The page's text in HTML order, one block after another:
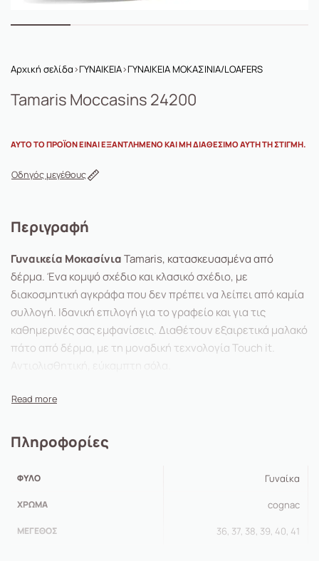
Αρχική σελίδα›ΓΥΝΑΙΚΕΙΑ›ΓΥΝΑΙΚΕΙΑ ΜΟΚΑΣΙΝΙΑ/LOAFERS
Tamaris Moccasins 24200
ΑΥΤΌ ΤΟ ΠΡΟΪΌΝ ΕΊΝΑΙ ΕΞΑΝΤΛΗΜΈΝΟ ΚΑΙ ΜΗ ΔΙΑΘΈΣΙΜΟ ΑΥΤΉ ΤΗ ΣΤΙΓΜΉ.
Οδηγός μεγέθους
Περιγραφή
Γυναικεία ΜοκασίνιαTamaris, κατασκευασμένα από
δέρμα. Ένα κομψό σχέδιο και κλασικό σχέδιο, με
διακοσμητική αγκράφα που δεν πρέπει να λείπει από καμία
συλλογή. Ιδανική επιλογή για το γραφείο και για τις
καθημερινές σας εμφανίσεις. Διαθέτουν εξαιρετικά μαλακό
πάτο από δέρμα, με τη μοναδική τεχνολογία Touch it.
Πληροφορίες
ΦΎΛΟ Γυναίκα
ΧΡΏΜΑ cognac
ΜΈΓΕΘΟΣ 36, 37, 38, 39, 40, 41